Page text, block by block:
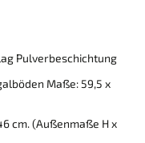
Pulverbeschichtung
Maße: 59,5 x
cm. (Außenmaße H x